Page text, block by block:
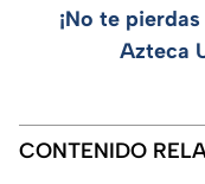
¡No te
Azteca
CONTENIDO